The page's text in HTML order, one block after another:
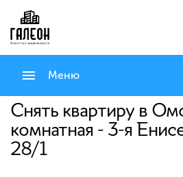
Меню
Снять квартиру в
комнатная - 3-я
28/1